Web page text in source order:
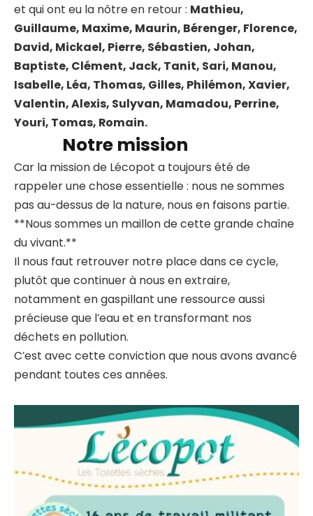
et qui ont eu la nôtre en retour : Mathieu,
Guillaume, Maxime, Maurin, Bérenger, Florence,
David, Mickael, Pierre, Sébastien, Johan,
Baptiste, Clément, Jack, Tanit, Sari, Manou,
Isabelle, Léa, Thomas, Gilles, Philémon, Xavier,
Valentin, Alexis, Sulyvan, Mamadou, Perrine,
Youri, Tomas, Romain.
Notre mission
Car la mission de Lécopot a toujours été de
rappeler une chose essentielle : nous ne sommes
pas au-dessus de la nature, nous en faisons partie.
**Nous sommes un maillon de cette grande chaîne
du vivant.**
Il nous faut retrouver notre place dans ce cycle,
plutôt que continuer à nous en extraire,
notamment en gaspillant une ressource aussi
précieuse que l’eau et en transformant nos
déchets en pollution.
C’est avec cette conviction que nous avons avancé
pendant toutes ces années.